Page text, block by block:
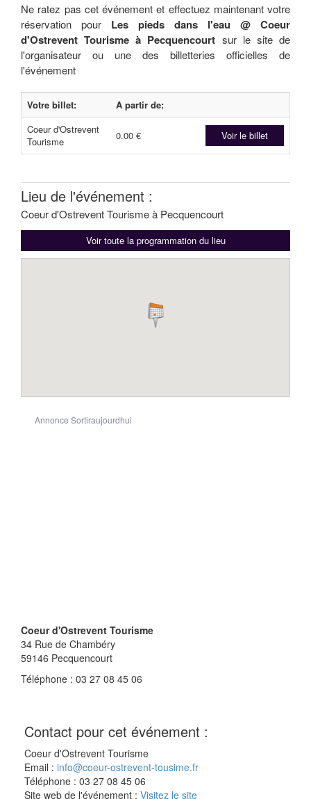
Ne ratez pas cet événement et effectuez maintenant votre
réservation pour Les pieds dans l'eau @ Coeur
d'Ostrevent Tourisme à Pecquencourt sur le site de
l'organisateur ou une des billetteries officielles de
l'événement
Votre billet:
A partir de:
Coeur d'Ostrevent
Tourisme
0.00 € Voir le billet
Lieu de l'événement :
Coeur d'Ostrevent Tourisme à Pecquencourt
Voir toute la programmation du lieu
Annonce Sortiraujourdhui
Coeur d'Ostrevent Tourisme
34 Rue de Chambéry
59146 Pecquencourt
Téléphone : 03 27 08 45 06
Contact pour cet événement :
Coeur d'Ostrevent Tourisme
Email : info@coeur-ostrevent-tousime.fr
Téléphone : 03 27 08 45 06
Site web de l'événement : Visitez le site